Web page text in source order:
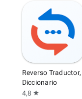
Reverso Traductor,
Diccionario
4,8 star